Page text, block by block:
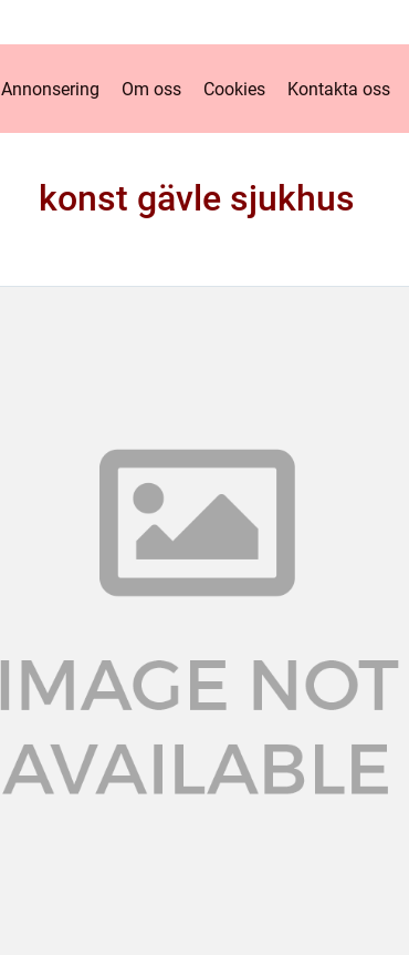
Annonsering Om oss Cookies Kontakta oss
konst gävle sjukhus